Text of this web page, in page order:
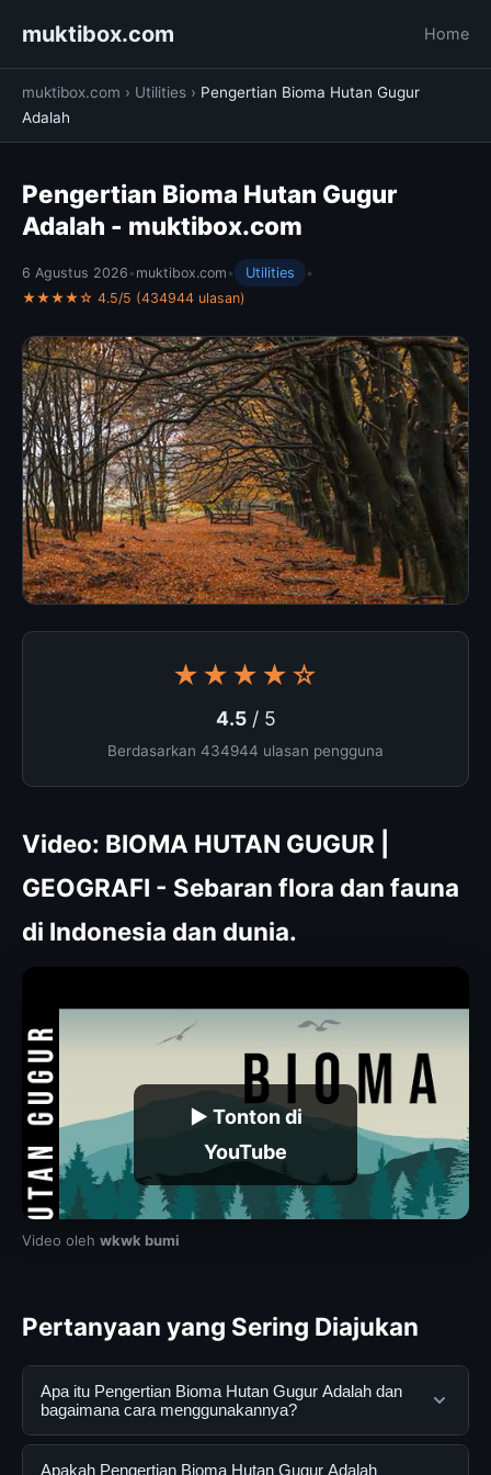
muktibox.com Home
muktibox.com › Utilities › Pengertian Bioma Hutan Gugur
Adalah
Pengertian Bioma Hutan Gugur
Adalah - muktibox.com
6 Agustus 2026 • muktibox.com • Utilities
•
★★★★☆ 4.5/5 (434944 ulasan)
★★★★☆
4.5/ 5
Berdasarkan 434944 ulasan pengguna
Video: BIOMA HUTAN GUGUR |
GEOGRAFI - Sebaran flora dan fauna
di Indonesia dan dunia.
▶ Tonton di
YouTube
Video oleh wkwk bumi
Pertanyaan yang Sering Diajukan
Apa itu Pengertian Bioma Hutan Gugur Adalah dan
bagaimana cara menggunakannya?
Pengertian Bioma Hutan Gugur Adalah adalah layanan
Apakah Pengertian Bioma Hutan Gugur Adalah